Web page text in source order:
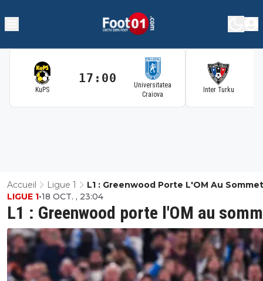
KuPS
17:00
Universitatea
Craiova
Inter Turku
Accueil Ligue 1 L1 : Greenwood Porte L'OM Au Sommet
L1 : Greenwood porte l'OM au
LIGUE 1•18 OCT. , 23:04